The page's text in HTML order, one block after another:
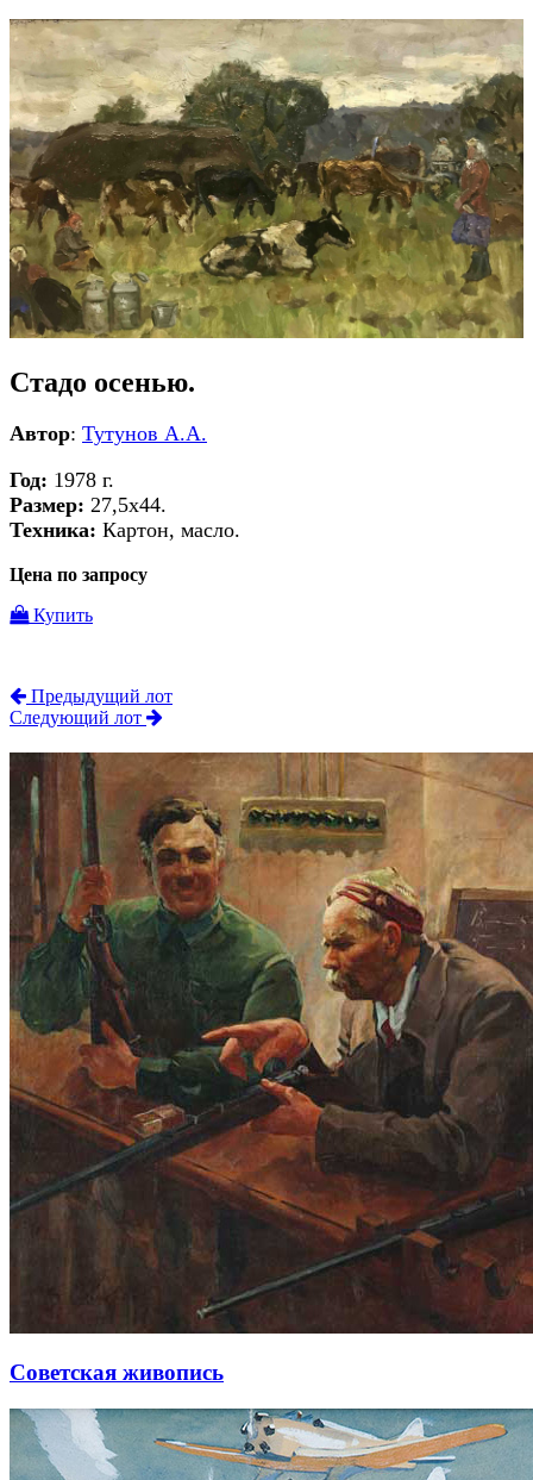
Стадо осенью.
Автор: Тутунов А.А.
Год: 1978 г.
Размер: 27,5х44.
Техника: Картон, масло.
Цена по запросу
Купить
Предыдущий лот
Следующий лот
Советская живопись